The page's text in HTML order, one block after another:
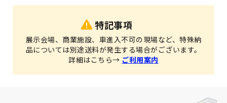
特記事項
展示会場、商業施設、車進入不可の現場など、特殊納
品については別途送料が発生する場合がございます。
詳細はこちら→ ご利用案内